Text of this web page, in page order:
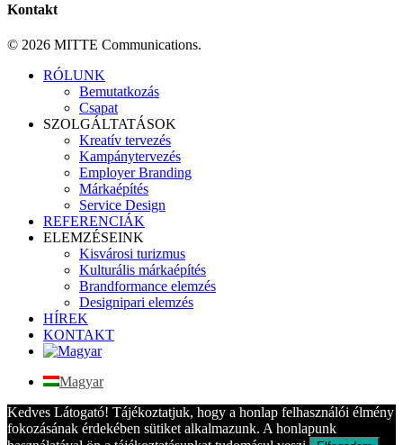
Kontakt
© 2026 MITTE Communications.
Close
RÓLUNK
Bemutatkozás
Csapat
SZOLGÁLTATÁSOK
Kreatív tervezés
Kampánytervezés
Employer Branding
Márkaépítés
Service Design
REFERENCIÁK
ELEMZÉSEINK
Kisvárosi turizmus
Kulturális márkaépítés
Brandformance elemzés
Designipari elemzés
HÍREK
KONTAKT
Magyar
Kedves Látogató! Tájékoztatjuk, hogy a honlap felhasználói élmény
fokozásának érdekében sütiket alkalmazunk. A honlapunk